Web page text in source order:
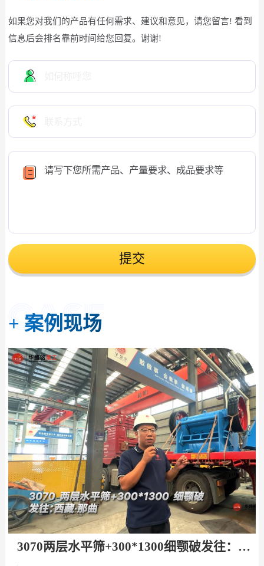
如果您对我们的产品有任何需求、建议和意见，请您留言! 看到
信息后会排名靠前时间给您回复。谢谢!
提交
+ 案例现场
3070两层水平筛+300*1300细颚破发往：西藏·那曲！